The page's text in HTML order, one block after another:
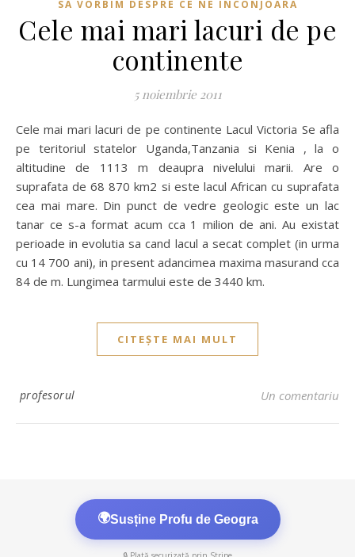
SA VORBIM DESPRE CE NE INCONJOARA
Cele mai mari lacuri de pe
continente
5 noiembrie 2011
Cele mai mari lacuri de pe continente Lacul Victoria Se afla
pe teritoriul statelor Uganda,Tanzania si Kenia , la o
altitudine de 1113 m deaupra nivelului marii. Are o
suprafata de 68 870 km2 si este lacul African cu suprafata
cea mai mare. Din punct de vedre geologic este un lac
tanar ce s-a format acum cca 1 milion de ani. Au existat
perioade in evolutia sa cand lacul a secat complet (in urma
cu 14 700 ani), in present adancimea maxima masurand cca
84 de m. Lungimea tarmului este de 3440 km.
CITEȘTE MAI MULT
profesorul Un comentariu
🌍Susține Profu de Geogra